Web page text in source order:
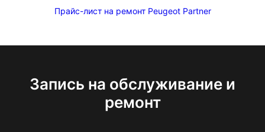
Прайс-лист на ремонт Peugeot Partner
Запись на обслуживание и
ремонт